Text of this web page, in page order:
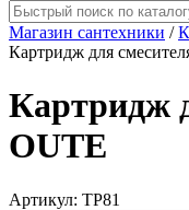
Магазин сантехники /
Картридж для
Картридж
OUTE
Артикул: ТР81